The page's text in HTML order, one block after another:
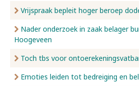
Vrijspraak bepleit hoger beroep
Nader onderzoek in zaak belager
Hoogeveen
Toch tbs voor
Emoties leiden tot bedreiging en